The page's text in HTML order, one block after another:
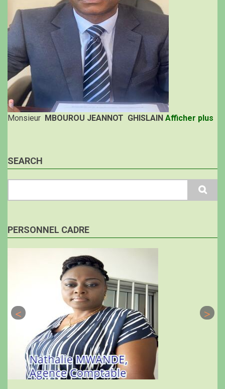
Monsieur MBOUROU JEANNOT GHISLAIN Afficher plus
SEARCH
PERSONNEL CADRE